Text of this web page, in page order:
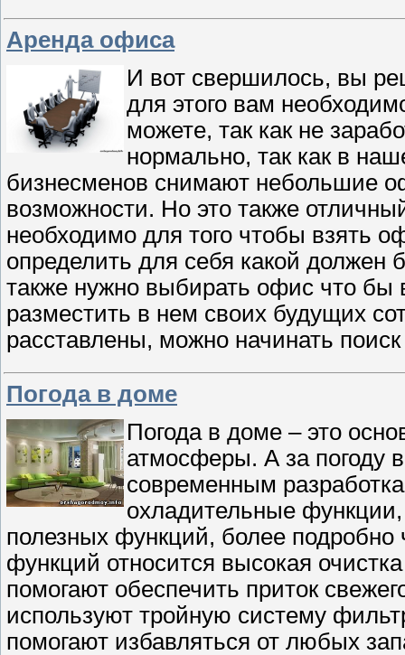
Аренда офиса
И вот свершилось, вы
для этого вам
можете, так как не
нормально, так как в
бизнесменов снимают небольшие
возможности. Но это также
необходимо для того чтобы взять
определить для себя какой
также нужно выбирать офис что бы
разместить в нем своих будущих
расставлены, можно начинать
Погода в доме
Погода в доме – это
атмосферы. А за погоду
современным
охладительные
полезных функций, более подробно
функций относится высокая
помогают обеспечить приток
используют тройную систему
помогают избавляться от любых